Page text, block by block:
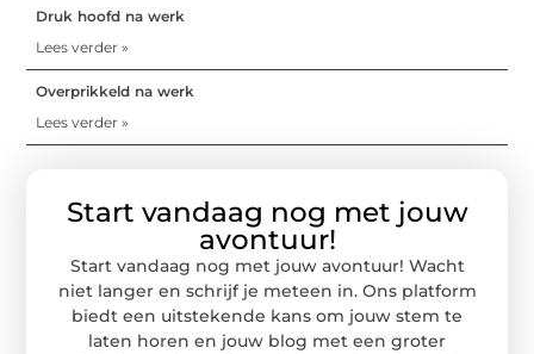
Druk hoofd na werk
Lees verder »
Overprikkeld na werk
Lees verder »
Start vandaag nog met jouw
avontuur!
Start vandaag nog met jouw avontuur! Wacht
niet langer en schrijf je meteen in. Ons platform
biedt een uitstekende kans om jouw stem te
laten horen en jouw blog met een groter